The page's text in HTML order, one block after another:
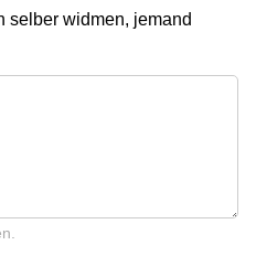
selber widmen, jemand